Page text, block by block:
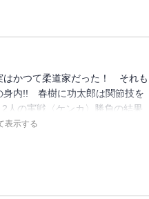
はかつて柔道家だった！ それも
身内!! 春樹に功太郎は関節技を
の実戦〈ケンカ〉勝負の結果
表示する